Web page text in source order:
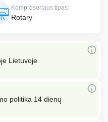
Kompresoriaus tipas:
Rotary
Lietuvoje
politika 14 dienų